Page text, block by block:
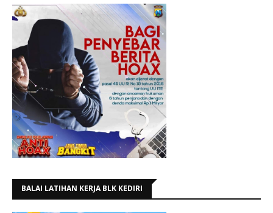
BALAI LATIHAN KERJA BLK KEDIRI